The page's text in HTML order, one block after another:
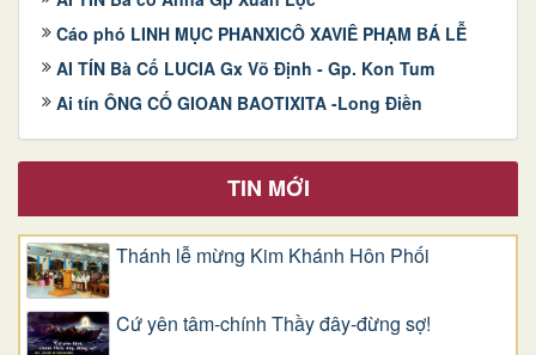
Cáo phó LINH MỤC PHANXICÔ XAVIÊ PHẠM BÁ LỄ
AI TÍN Bà Cố LUCIA Gx Võ Định - Gp. Kon Tum
Ai tín ÔNG CỐ GIOAN BAOTIXITA -Long Điền
TIN MỚI
Thánh lễ mừng Kim Khánh Hôn Phối
Cứ yên tâm-chính Thầy đây-đừng sợ!